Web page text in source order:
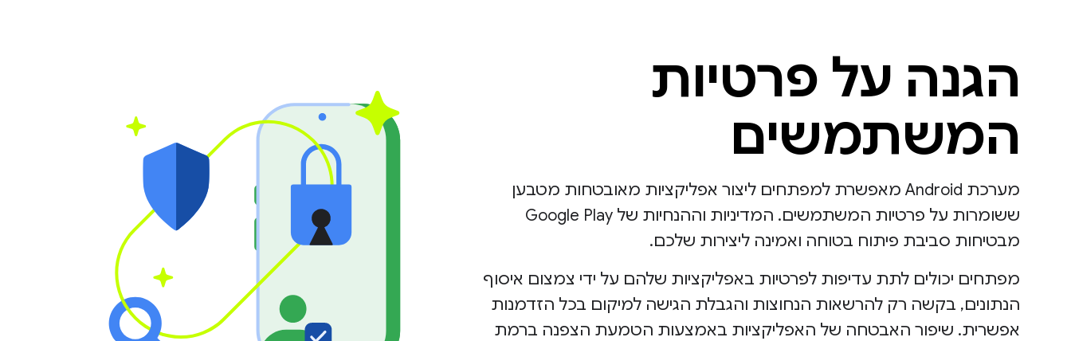
הגנה על פרטיות
המשתמשים
מערכת Android מאפשרת למפתחים ליצור אפליקציות מאובטחות מטבען
ששומרות על פרטיות המשתמשים. המדיניות וההנחיות של Google Play
מבטיחות סביבת פיתוח בטוחה ואמינה ליצירות שלכם.
מפתחים יכולים לתת עדיפות לפרטיות באפליקציות שלהם על ידי צמצום איסוף
הנתונים, בקשה רק להרשאות הנחוצות והגבלת הגישה למיקום בכל הזדמנות
אפשרית. שיפור האבטחה של האפליקציות באמצעות הטמעת הצפנה ברמת